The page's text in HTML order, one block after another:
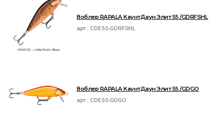
Воблер RAPALA КаунтДаун Элит 55 /GDRFSHL
арт.: CDE55-GDRFSHL
Воблер RAPALA КаунтДаун Элит 55 /GDGO
арт.: CDE55-GDGO